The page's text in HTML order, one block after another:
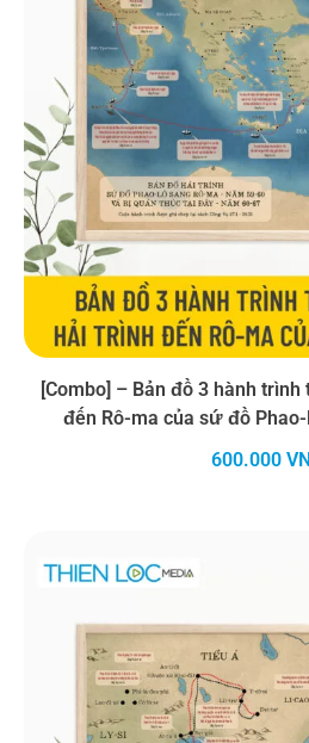
[Combo] – Bản đồ 3 hành
đến Rô-ma của sứ đồ
600.000